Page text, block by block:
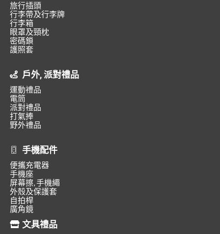
旅行插頭
行李帶及行李牌
行李箱
眼罩及頸枕
密碼鎖
護照套
戶外, 派對禮品
運動禮品
電筒
派對禮品
打氣捧
野外禮品
手機配件
便攜充電器
手機座
屏幕擦, 手機繩
外殼及保護套
自拍桿
廣角鏡
文具禮品